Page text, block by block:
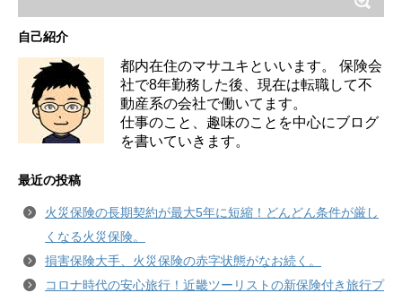
自己紹介
都内在住のマサユキといいます。 保険会
社で8年勤務した後、現在は転職して不
動産系の会社で働いてます。
仕事のこと、趣味のことを中心にブログ
を書いていきます。
最近の投稿
火災保険の長期契約が最大5年に短縮！どんどん条件が厳し
くなる火災保険。
損害保険大手、火災保険の赤字状態がなお続く。
コロナ時代の安心旅行！近畿ツーリストの新保険付き旅行プ